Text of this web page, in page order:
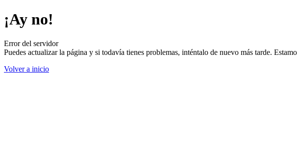
¡Ay no!
Error del servidor
Puedes actualizar la página y si todavía tienes problemas, inténtalo de nuevo más tarde.
Volver a inicio